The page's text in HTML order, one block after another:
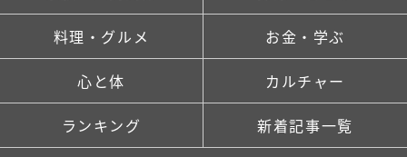
料理・グルメ お金・学ぶ
心と体 カルチャー
ランキング 新着記事一覧